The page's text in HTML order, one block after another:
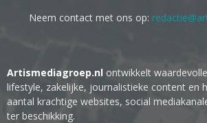
Neem contact met ons op:
Artismediagroep.nl ontwikkelt
lifestyle, zakelijke, journalistieke content en
aantal krachtige websites, social
ter beschikking.